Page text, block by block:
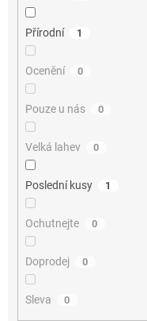
Přírodní 1
Ocenění 0
Pouze u nás 0
Velká lahev 0
Poslední kusy 1
Ochutnejte 0
Doprodej 0
Sleva 0